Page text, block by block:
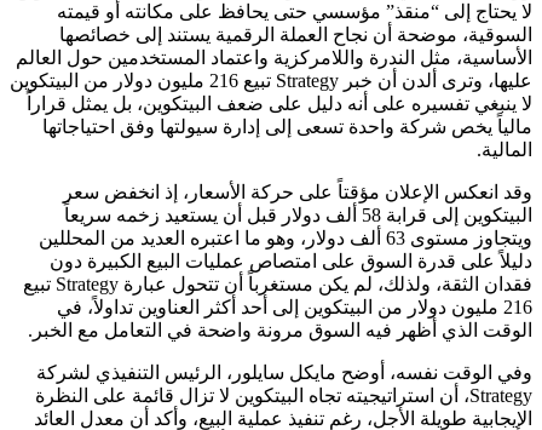
لا يحتاج إلى “منقذ” مؤسسي حتى يحافظ على مكانته أو قيمته
السوقية، موضحة أن نجاح العملة الرقمية يستند إلى خصائصها
الأساسية، مثل الندرة واللامركزية واعتماد المستخدمين حول العالم
عليها، وترى ألدن أن خبر Strategy تبيع 216 مليون دولار من البيتكوين
لا ينبغي تفسيره على أنه دليل على ضعف البيتكوين، بل يمثل قراراً
مالياً يخص شركة واحدة تسعى إلى إدارة سيولتها وفق احتياجاتها
المالية.
وقد انعكس الإعلان مؤقتاً على حركة الأسعار، إذ انخفض سعر
البيتكوين إلى قرابة 58 ألف دولار قبل أن يستعيد زخمه سريعاً
ويتجاوز مستوى 63 ألف دولار، وهو ما اعتبره العديد من المحللين
دليلاً على قدرة السوق على امتصاص عمليات البيع الكبيرة دون
فقدان الثقة، ولذلك، لم يكن مستغرباً أن تتحول عبارة Strategy تبيع
216 مليون دولار من البيتكوين إلى أحد أكثر العناوين تداولاً، في
الوقت الذي أظهر فيه السوق مرونة واضحة في التعامل مع الخبر.
وفي الوقت نفسه، أوضح مايكل سايلور، الرئيس التنفيذي لشركة
Strategy، أن استراتيجيته تجاه البيتكوين لا تزال قائمة على النظرة
الإيجابية طويلة الأجل، رغم تنفيذ عملية البيع، وأكد أن معدل العائد